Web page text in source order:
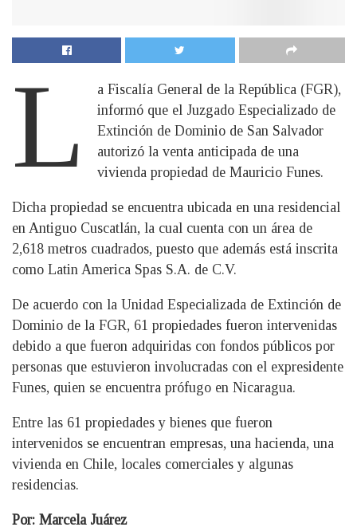
L
a Fiscalía General de la República (FGR),
informó que el Juzgado Especializado de
Extinción de Dominio de San Salvador
autorizó la venta anticipada de una
vivienda propiedad de Mauricio Funes.
Dicha propiedad se encuentra ubicada en una residencial
en Antiguo Cuscatlán, la cual cuenta con un área de
2,618 metros cuadrados, puesto que además está inscrita
como Latin America Spas S.A. de C.V.
De acuerdo con la Unidad Especializada de Extinción de
Dominio de la FGR, 61 propiedades fueron intervenidas
debido a que fueron adquiridas con fondos públicos por
personas que estuvieron involucradas con el expresidente
Funes, quien se encuentra prófugo en Nicaragua.
Entre las 61 propiedades y bienes que fueron
intervenidos se encuentran empresas, una hacienda, una
vivienda en Chile, locales comerciales y algunas
residencias.
Por: Marcela Juárez